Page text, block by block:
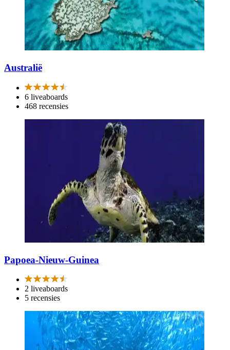
Australië
6 liveaboards
468 recensies
Papoea-Nieuw-Guinea
2 liveaboards
5 recensies